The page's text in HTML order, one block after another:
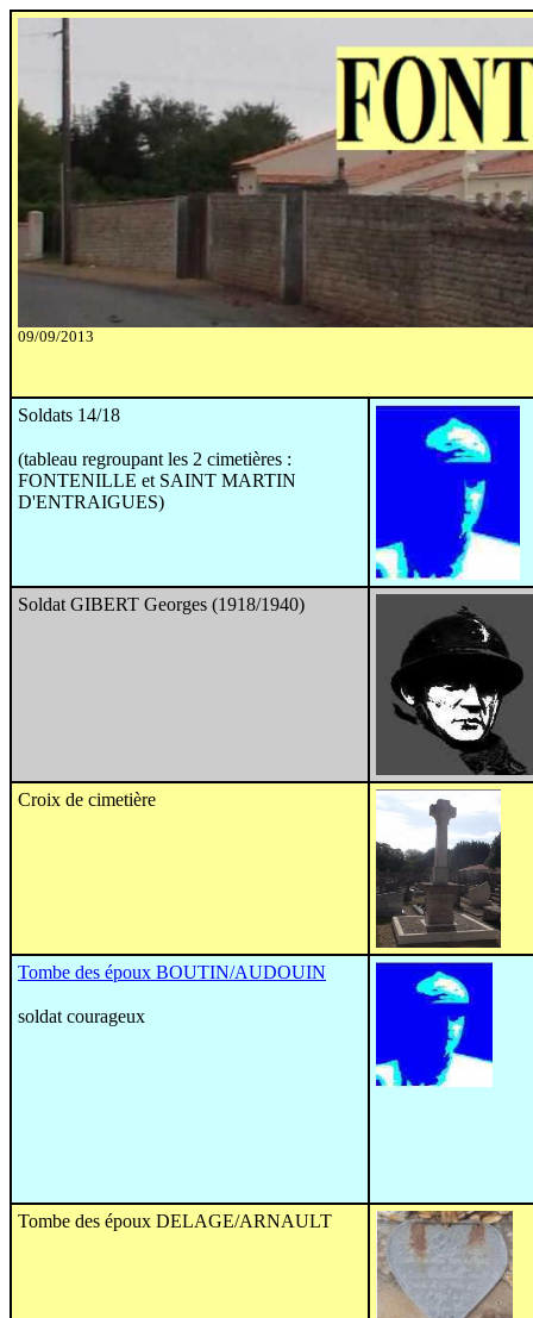
09/09/2013
Soldats 14/18
(tableau regroupant les 2 cimetières :
FONTENILLE et SAINT MARTIN
D'ENTRAIGUES)
Soldat GIBERT Georges (1918/1940)
Croix de cimetière
Tombe des époux BOUTIN/AUDOUIN
soldat courageux
Tombe des époux DELAGE/ARNAULT